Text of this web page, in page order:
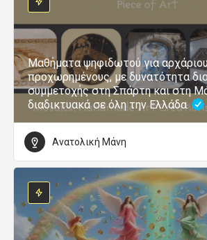
Μαθήματα ψηφιδωτού για
προχωρημένους, με δυνατότητα
συμμετοχής στη Σπάρτη και στη
διαδικτυακά σε όλη την Ελλάδα.
Ανατολική Μάνη